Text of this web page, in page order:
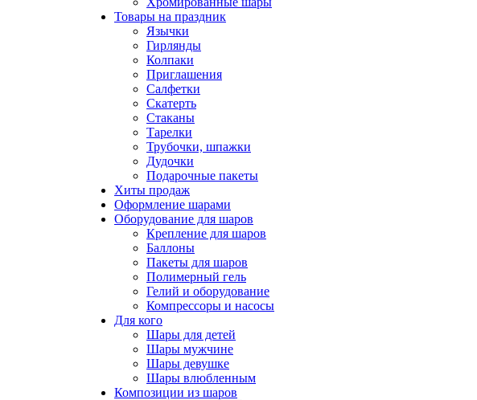
Товары на праздник
Язычки
Гирлянды
Колпаки
Приглашения
Салфетки
Скатерть
Стаканы
Тарелки
Трубочки, шпажки
Дудочки
Подарочные пакеты
Хиты продаж
Оформление шарами
Оборудование для шаров
Крепление для шаров
Баллоны
Пакеты для шаров
Полимерный гель
Гелий и оборудование
Компрессоры и насосы
Для кого
Шары для детей
Шары мужчине
Шары девушке
Шары влюбленным
Композиции из шаров